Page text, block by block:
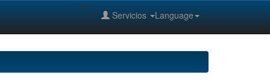
Language
Servicios
--%>